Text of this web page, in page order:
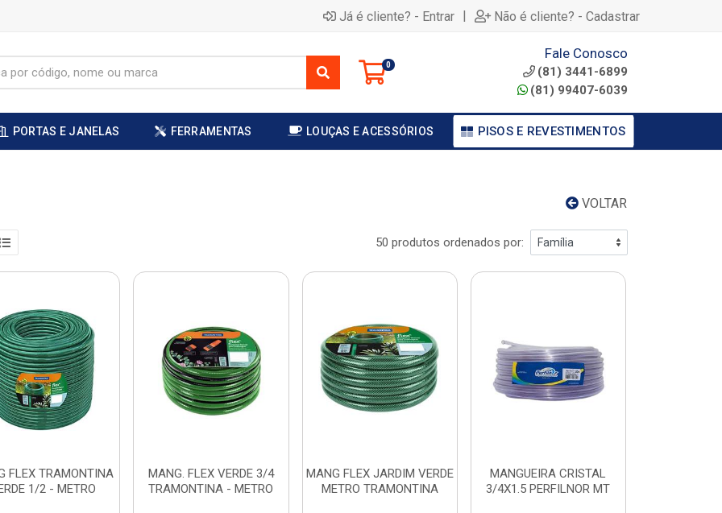
Já é cliente? - Entrar | Não é cliente? - Cadastrar
0
Fale Conosco
(81) 3441-6899
(81) 99407-6039
PORTAS E JANELAS FERRAMENTAS LOUÇAS E ACESSÓRIOS PISOS E REVESTIMENTOS
VOLTAR
50 produtos ordenados por:
FLEX TRAMONTINA
1/2 - METRO
MANG. FLEX VERDE 3/4
TRAMONTINA - METRO
MANG FLEX JARDIM VERDE
METRO TRAMONTINA
MANGUEIRA CRISTAL
3/4X1.5 PERFILNOR MT